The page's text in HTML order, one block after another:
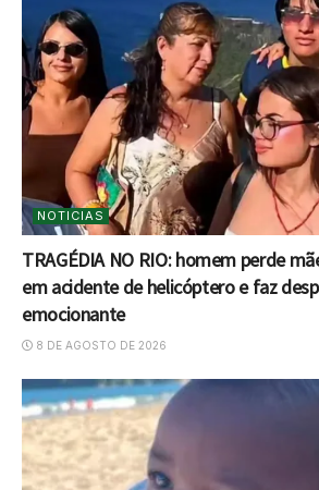
NOTICIAS
TRAGÉDIA NO RIO: homem perde
em acidente de helicóptero e faz
emocionante
8 DE AGOSTO DE 2026